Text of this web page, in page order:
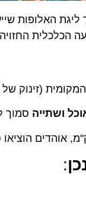
החזויה כך:
46% בהוצאות התיירים).
סמוך
פי 67
: